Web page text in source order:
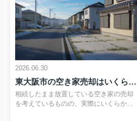
2026.06.30
東大阪市の空き家売却はいくらかかる？費用や税金の内訳と負担を抑える方法
相続したまま放置している空き家の売却
を考えているものの、実際にいくらかか